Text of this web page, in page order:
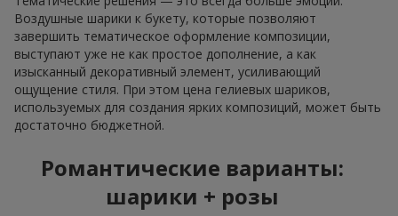
Воздушные шарики к букету, которые позволяют
завершить тематическое оформление композиции,
выступают уже не как простое дополнение, а как
изысканный декоративный элемент, усиливающий
ощущение стиля. При этом цена гелиевых шариков,
используемых для создания ярких композиций, может быть
достаточно бюджетной.
Романтические варианты:
шарики + розы